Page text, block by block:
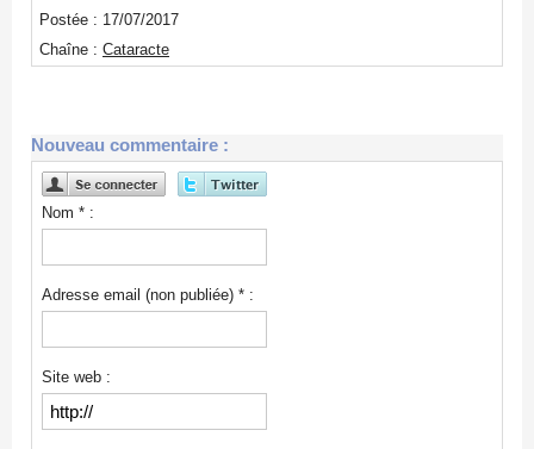
Postée : 17/07/2017
Chaîne : Cataracte
Nouveau commentaire :
Nom * :
Adresse email (non publiée) * :
Site web :